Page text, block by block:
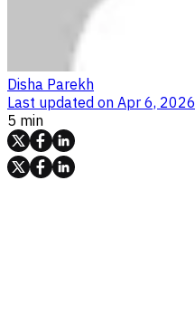
Disha Parekh
Last updated on Apr 6, 2026
5 min